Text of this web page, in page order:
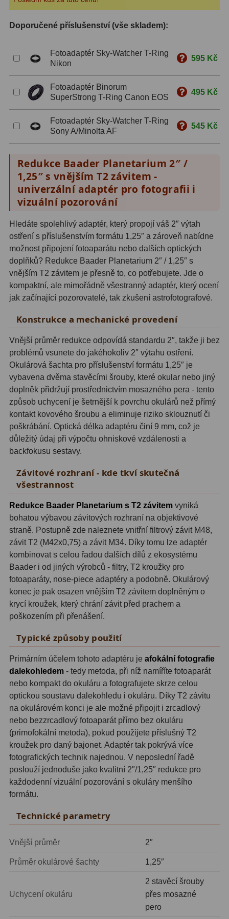
Ostatní
Měsíční a Polarizační24
CLS a UHC
Mlhovinové14
Hβ4
SII2
Planetární 6
Proti světelnému znečištění 6
Barevné66
AstroFoto284
Planetární kamery20
Deep-Sky kamery28
Guiding kamery14
T-kroužky 16
Adaptéry projekční11
Adaptéry T239
Filtry L-RGB7
Filtry Pass6
Filtry Block10
Filtry Clip5
Filtry CCD Hα, OIII7
Rovnače a reduktory13
Zaostření11
ADC, Tilting14
Rotátory34
Komponenty78
Helical výtahy11
Okulárové výtahy44
výtahům8
Primární zrcadla
Sekundární zrcadla6
Doporučené příslušenství (vše skladem):
Fotoadaptér Sky-Watcher T-Ring
Nikon
595 Kč
Fotoadaptér Binorum
SuperStrong T-Ring Canon EOS
495 Kč
Fotoadaptér Sky-Watcher T-Ring
Sony A/Minolta AF
545 Kč
Redukce Baader Planetarium 2″ /
1,25″ s vnějším T2 závitem -
univerzální adaptér pro fotografii i
vizuální pozorování
Hledáte spolehlivý adaptér, který propojí váš 2″ výtah
ostření s příslušenstvím formátu 1,25″ a zároveň nabídne
možnost připojení fotoaparátu nebo dalších optických
doplňků? Redukce Baader Planetarium 2″ / 1,25″ s
vnějším T2 závitem je přesně to, co potřebujete. Jde o
kompaktní, ale mimořádně všestranný adaptér, který ocení
jak začínající pozorovatelé, tak zkušení astrofotografové.
Konstrukce a mechanické provedení
Vnější průměr redukce odpovídá standardu 2″, takže ji bez
problémů vsunete do jakéhokoliv 2″ výtahu ostření.
Okulárová šachta pro příslušenství formátu 1,25″ je
vybavena dvěma stavěcími šrouby, které okular nebo jiný
doplněk přidržují prostřednictvím mosazného pera - tento
způsob uchycení je šetrnější k povrchu okulárů než přímý
kontakt kovového šroubu a eliminuje riziko sklouznutí či
poškrábání. Optická délka adaptéru činí 9 mm, což je
důležitý údaj při výpočtu ohniskové vzdálenosti a
backfokusu sestavy.
Závitové rozhraní - kde tkví skutečná
všestrannost
Redukce Baader Planetarium s T2 závitem vyniká
bohatou výbavou závitových rozhraní na objektivové
straně. Postupně zde naleznete vnitřní filtrový závit M48,
závit T2 (M42x0,75) a závit M34. Díky tomu lze adaptér
kombinovat s celou řadou dalších dílů z ekosystému
Baader i od jiných výrobců - filtry, T2 kroužky pro
fotoaparáty, nose-piece adaptéry a podobně. Okulárový
konec je pak osazen vnějším T2 závitem doplněným o
krycí kroužek, který chrání závit před prachem a
poškozením při přenášení.
Typické způsoby použití
Primárním účelem tohoto adaptéru je afokální fotografie
dalekohledem - tedy metoda, při níž namíříte fotoaparát
nebo kompakt do okuláru a fotografujete skrze celou
optickou soustavu dalekohledu i okuláru. Díky T2 závitu
na okulárovém konci je ale možné připojit i zrcadlový
nebo bezzrcadlový fotoaparát přímo bez okuláru
(primofokální metoda), pokud použijete příslušný T2
kroužek pro daný bajonet. Adaptér tak pokrývá více
fotografických technik najednou. V neposlední řadě
poslouží jednoduše jako kvalitní 2″/1,25″ redukce pro
každodenní vizuální pozorování s okuláry menšího
formátu.
Technické parametry
Vnější průměr 2″
Průměr okulárové šachty 1,25″
Uchycení okuláru
2 stavěcí šrouby
přes mosazné
pero